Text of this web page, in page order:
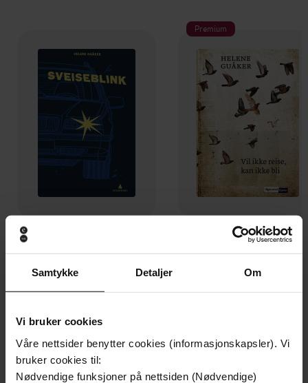
Samtykke Detaljer Om
Vi bruker cookies
Våre nettsider benytter cookies (informasjonskapsler). Vi
bruker cookies til:
Nødvendige funksjoner på nettsiden (Nødvendige)
Sveiseblink
Helene Guåker
Premium
199,-
Vil ikke reise, kan ikke bli
Helene Guåker
Andre har også kjøpt